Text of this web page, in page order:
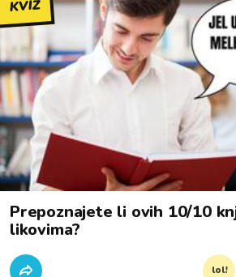
KVIZ
Prepoznajete li ovih 10/10
likovima?
lol!